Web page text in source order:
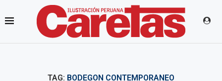
TAG: BODEGON CONTEMPORANEO